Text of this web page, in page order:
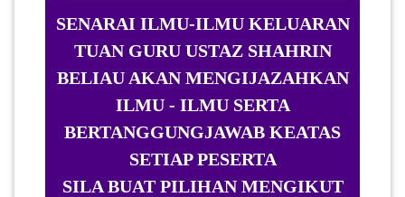
SENARAI ILMU-ILMU KELUARAN
TUAN GURU USTAZ SHAHRIN
BELIAU AKAN MENGIJAZAHKAN
ILMU - ILMU SERTA
BERTANGGUNGJAWAB KEATAS
SETIAP PESERTA
SILA BUAT PILIHAN MENGIKUT